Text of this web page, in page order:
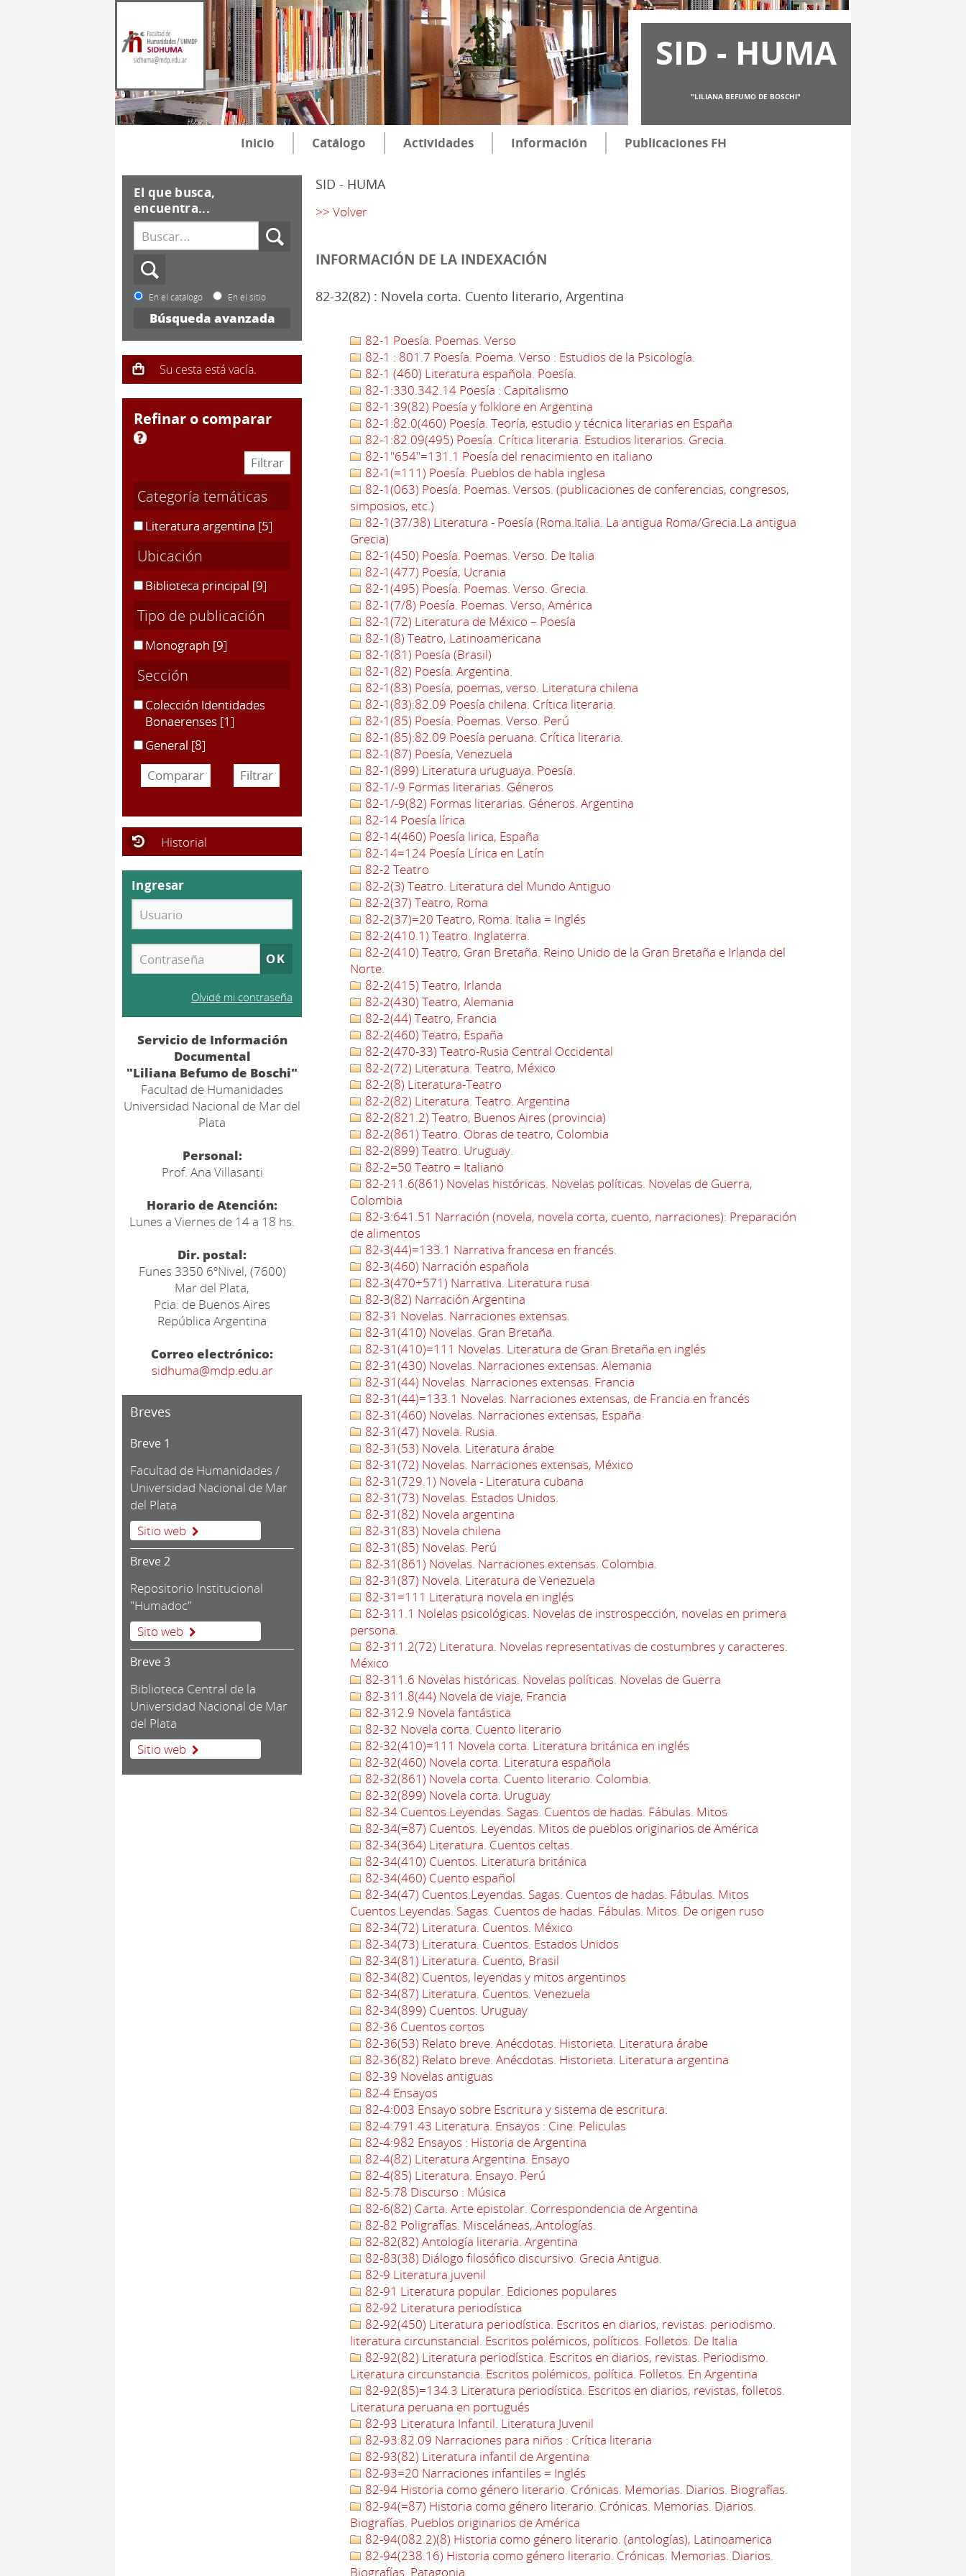
SID - HUMA
"LILIANA BEFUMO DE BOSCHI"
Inicio Catálogo Actividades Información Publicaciones FH
SID - HUMA
>> Volver
INFORMACIÓN DE LA INDEXACIÓN
82-32(82) : Novela corta. Cuento literario, Argentina
82-1 Poesía. Poemas. Verso
82-1 : 801.7 Poesía. Poema. Verso : Estudios de la Psicología.
82-1 (460) Literatura española. Poesía.
82-1:330.342.14 Poesía : Capitalismo
82-1:39(82) Poesía y folklore en Argentina
82-1:82.0(460) Poesía. Teoría, estudio y técnica literarias en España
82-1:82.09(495) Poesía. Crítica literaria. Estudios literarios. Grecia.
82-1"654"=131.1 Poesía del renacimiento en italiano
82-1(=111) Poesía. Pueblos de habla inglesa
82-1(063) Poesía. Poemas. Versos. (publicaciones de conferencias, congresos,
simposios, etc.)
82-1(37/38) Literatura - Poesía (Roma.Italia. La antigua Roma/Grecia.La antigua
Grecia)
82-1(450) Poesía. Poemas. Verso. De Italia
82-1(477) Poesía, Ucrania
82-1(495) Poesía. Poemas. Verso. Grecia.
82-1(7/8) Poesía. Poemas. Verso, América
82-1(72) Literatura de México – Poesía
82-1(8) Teatro, Latinoamericana
82-1(81) Poesía (Brasil)
82-1(82) Poesía. Argentina.
82-1(83) Poesía, poemas, verso. Literatura chilena
82-1(83):82.09 Poesía chilena. Crítica literaria.
82-1(85) Poesía. Poemas. Verso. Perú
82-1(85):82.09 Poesía peruana. Crítica literaria.
82-1(87) Poesía, Venezuela
82-1(899) Literatura uruguaya. Poesía.
82-1/-9 Formas literarias. Géneros
82-1/-9(82) Formas literarias. Géneros. Argentina
82-14 Poesía lírica
82-14(460) Poesía lirica, España
82-14=124 Poesía Lírica en Latín
82-2 Teatro
82-2(3) Teatro. Literatura del Mundo Antiguo
82-2(37) Teatro, Roma
82-2(37)=20 Teatro, Roma. Italia = Inglés
82-2(410.1) Teatro. Inglaterra.
82-2(410) Teatro, Gran Bretaña. Reino Unido de la Gran Bretaña e Irlanda del
Norte.
82-2(415) Teatro, Irlanda
82-2(430) Teatro, Alemania
82-2(44) Teatro, Francia
82-2(460) Teatro, España
82-2(470-33) Teatro-Rusia Central Occidental
82-2(72) Literatura. Teatro, México
82-2(8) Literatura-Teatro
82-2(82) Literatura. Teatro. Argentina
82-2(821.2) Teatro, Buenos Aires (provincia)
82-2(861) Teatro. Obras de teatro, Colombia
82-2(899) Teatro. Uruguay.
82-2=50 Teatro = Italiano
82-211.6(861) Novelas históricas. Novelas políticas. Novelas de Guerra,
Colombia
82-3:641.51 Narración (novela, novela corta, cuento, narraciones): Preparación
de alimentos
82-3(44)=133.1 Narrativa francesa en francés.
82-3(460) Narración española
82-3(470+571) Narrativa. Literatura rusa
82-3(82) Narración Argentina
82-31 Novelas. Narraciones extensas.
82-31(410) Novelas. Gran Bretaña.
82-31(410)=111 Novelas. Literatura de Gran Bretaña en inglés
82-31(430) Novelas. Narraciones extensas. Alemania
82-31(44) Novelas. Narraciones extensas. Francia
82-31(44)=133.1 Novelas. Narraciones extensas, de Francia en francés
82-31(460) Novelas. Narraciones extensas, España
82-31(47) Novela. Rusia.
82-31(53) Novela. Literatura árabe
82-31(72) Novelas. Narraciones extensas, México
82-31(729.1) Novela - Literatura cubana
82-31(73) Novelas. Estados Unidos.
82-31(82) Novela argentina
82-31(83) Novela chilena
82-31(85) Novelas. Perú
82-31(861) Novelas. Narraciones extensas. Colombia.
82-31(87) Novela. Literatura de Venezuela
82-31=111 Literatura novela en inglés
82-311.1 Nolelas psicológicas. Novelas de instrospección, novelas en primera
persona.
82-311.2(72) Literatura. Novelas representativas de costumbres y caracteres.
México
82-311.6 Novelas históricas. Novelas políticas. Novelas de Guerra
82-311.8(44) Novela de viaje, Francia
82-312.9 Novela fantástica
82-32 Novela corta. Cuento literario
82-32(410)=111 Novela corta. Literatura británica en inglés
82-32(460) Novela corta. Literatura española
82-32(861) Novela corta. Cuento literario. Colombia.
82-32(899) Novela corta. Uruguay
82-34 Cuentos.Leyendas. Sagas. Cuentos de hadas. Fábulas. Mitos
82-34(=87) Cuentos. Leyendas. Mitos de pueblos originarios de América
82-34(364) Literatura. Cuentos celtas.
82-34(410) Cuentos. Literatura británica
82-34(460) Cuento español
82-34(47) Cuentos.Leyendas. Sagas. Cuentos de hadas. Fábulas. Mitos
Cuentos.Leyendas. Sagas. Cuentos de hadas. Fábulas. Mitos. De origen ruso
82-34(72) Literatura. Cuentos. México
82-34(73) Literatura. Cuentos. Estados Unidos
82-34(81) Literatura. Cuento, Brasil
82-34(82) Cuentos, leyendas y mitos argentinos
82-34(87) Literatura. Cuentos. Venezuela
82-34(899) Cuentos. Uruguay
82-36 Cuentos cortos
82-36(53) Relato breve. Anécdotas. Historieta. Literatura árabe
82-36(82) Relato breve. Anécdotas. Historieta. Literatura argentina
82-39 Novelas antiguas
82-4 Ensayos
82-4:003 Ensayo sobre Escritura y sistema de escritura.
82-4:791.43 Literatura. Ensayos : Cine. Peliculas
82-4:982 Ensayos : Historia de Argentina
82-4(82) Literatura Argentina. Ensayo
82-4(85) Literatura. Ensayo. Perú
82-5:78 Discurso : Música
82-6(82) Carta. Arte epistolar. Correspondencia de Argentina
82-82 Poligrafías. Misceláneas,.Antologías.
82-82(82) Antología literaria. Argentina
82-83(38) Diálogo filosófico discursivo. Grecia Antigua.
82-9 Literatura juvenil
82-91 Literatura popular. Ediciones populares
82-92 Literatura periodística
82-92(450) Literatura periodística. Escritos en diarios, revistas. periodismo.
literatura circunstancial. Escritos polémicos, políticos. Folletos. De Italia
82-92(82) Literatura periodística. Escritos en diarios, revistas. Periodismo.
Literatura circunstancia. Escritos polémicos, política. Folletos. En Argentina
82-92(85)=134.3 Literatura periodística. Escritos en diarios, revistas, folletos.
Literatura peruana en portugués
82-93 Literatura Infantil. Literatura Juvenil
82-93:82.09 Narraciones para niños : Crítica literaria
82-93(82) Literatura infantil de Argentina
82-93=20 Narraciones infantiles = Inglés
82-94 Historia como género literario. Crónicas. Memorias. Diarios. Biografías.
82-94(=87) Historia como género literario. Crónicas. Memorias. Diarios.
Biografías. Pueblos originarios de América
82-94(082.2)(8) Historia como género literario. (antologías), Latinoamerica
82-94(238.16) Historia como género literario. Crónicas. Memorias. Diarios.
Biografías. Patagonia
El que busca,
encuentra...
En el catálogo En el sitio
Búsqueda avanzada
refinar o comparar
Categoría temáticas
Literatura argentina [5]
Ubicación
Biblioteca principal [9]
Tipo de publicación
Monograph [9]
Sección
Colección Identidades
Bonaerenses [1]
General [8]
Historial
Ingresar
Olvidé mi contraseña
Servicio de Información
Documental
"Liliana Befumo de Boschi"
Facultad de Humanidades
Universidad Nacional de Mar del
Plata
Personal:
Prof. Ana Villasanti
Horario de Atención:
Lunes a Viernes de 14 a 18 hs.
Dir. postal:
Funes 3350 6ºNivel, (7600)
Mar del Plata,
Pcia. de Buenos Aires
República Argentina
Correo electrónico:
sidhuma@mdp.edu.ar
Breves
Breve 1
Facultad de Humanidades /
Universidad Nacional de Mar
del Plata
Sitio web
Breve 2
Repositorio Institucional
"Humadoc"
Sito web
Breve 3
Biblioteca Central de la
Universidad Nacional de Mar
del Plata
Sitio web